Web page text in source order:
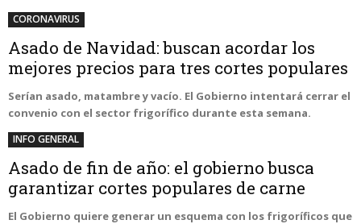
CORONAVIRUS
Asado de Navidad: buscan acordar los
mejores precios para tres cortes populares
Serían asado, matambre y vacío. El Gobierno intentará cerrar el
convenio con el sector frigorífico durante esta semana.
INFO GENERAL
Asado de fin de año: el gobierno busca
garantizar cortes populares de carne
El Gobierno quiere generar un esquema con los frigoríficos que